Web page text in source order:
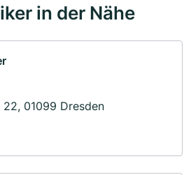
in der Nähe
01099 Dresden